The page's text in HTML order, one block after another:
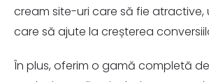
cream site-uri care să fie atractive,
care să ajute la creșterea
În plus, oferim o gamă completă